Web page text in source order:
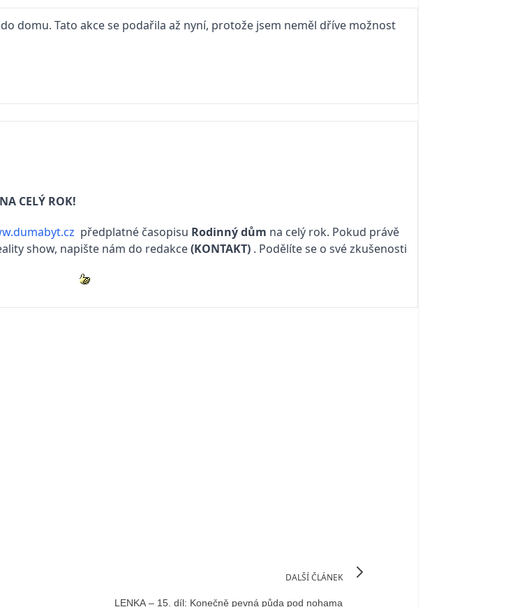
domu. Tato akce se podařila až nyní, protože jsem neměl dříve možnost
CELÝ ROK!
předplatné časopisu Rodinný dům na celý rok. Pokud právě
show, napište nám do redakce(KONTAKT) . Podělíte se o své zkušenosti
DALŠÍ ČLÁNEK
LENKA – 15. díl: Konečně pevná půda pod nohama